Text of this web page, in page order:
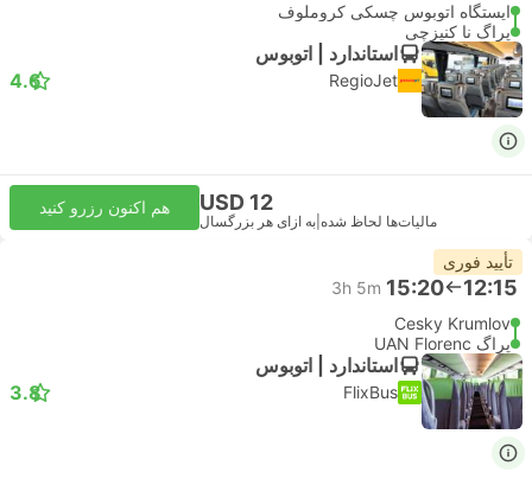
ایستگاه اتوبوس چسکی کروملوف
پراگ نا کنیزچی
استاندارد | اتوبوس
RegioJet
4.6
USD 12
مالیات‌ها لحاظ شده به ازای هر بزرگسال
هم اکنون رزرو کنید
تأیید فوری
12:15
15:20
3h 5m
Cesky Krumlov
پراگ UAN Florenc
استاندارد | اتوبوس
FlixBus
3.8